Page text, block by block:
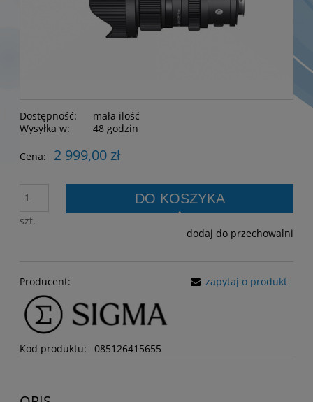
Dostępność:
mała ilość
Wysyłka w:
48 godzin
Cena: 2 999,00 zł
szt.
DO KOSZYKA
dodaj do przechowalni
Producent:
Kod produktu: 085126415655
zapytaj o produkt